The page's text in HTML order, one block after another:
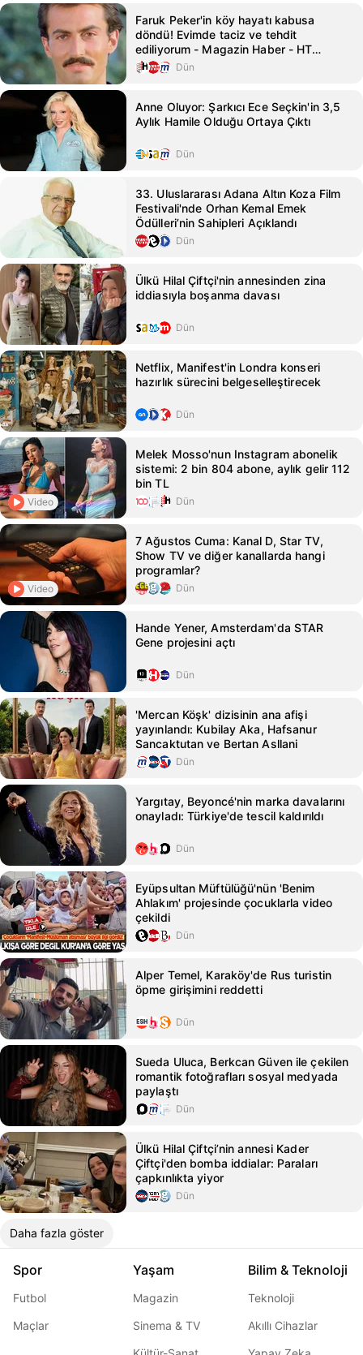
Faruk Peker'in köy hayatı kabusa
döndü! Evimde taciz ve tehdit
ediliyorum - Magazin Haber - HT
MagazinDün
Anne Oluyor: Şarkıcı Ece Seçkin'in 3,5
Aylık Hamile Olduğu Ortaya Çıktı
Dün
33. Uluslararası Adana Altın Koza Film
Festivali'nde Orhan Kemal Emek
Ödülleri’nin Sahipleri Açıklandı
Dün
Ülkü Hilal Çiftçi'nin annesinden zina
iddiasıyla boşanma davası
Dün
Netflix, Manifest'in Londra konseri
hazırlık sürecini belgeselleştirecek
Dün
Video
Melek Mosso'nun Instagram abonelik
sistemi: 2 bin 804 abone, aylık gelir 112
bin TL
Dün
Video
7 Ağustos Cuma: Kanal D, Star TV,
Show TV ve diğer kanallarda hangi
programlar?
Dün
Hande Yener, Amsterdam'da STAR
Gene projesini açtı
Dün
'Mercan Köşk' dizisinin ana afişi
yayınlandı: Kubilay Aka, Hafsanur
Sancaktutan ve Bertan Asllani
Dün
Yargıtay, Beyoncé'nin marka davalarını
onayladı: Türkiye'de tescil kaldırıldı
Dün
Eyüpsultan Müftülüğü'nün 'Benim
Ahlakım' projesinde çocuklarla video
çekildi
Dün
Alper Temel, Karaköy'de Rus turistin
öpme girişimini reddetti
Dün
Sueda Uluca, Berkcan Güven ile çekilen
romantik fotoğrafları sosyal medyada
paylaştı
Dün
Ülkü Hilal Çiftçi’nin annesi Kader
Çiftçi'den bomba iddialar: Paraları
çapkınlıkta yiyor
Dün
Daha fazla göster
Spor
Futbol
Maçlar
Yaşam
Magazin
Sinema & TV
Bilim & Teknoloji
Teknoloji
Akıllı Cihazlar